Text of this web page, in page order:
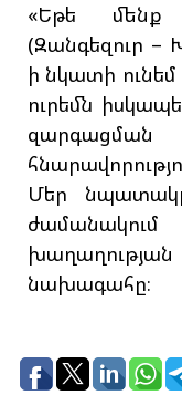
«Եթե մենք
(Զանգեզուր –
ի նկատի ունեմ
ուրեմն
Մեր
նախագահը։